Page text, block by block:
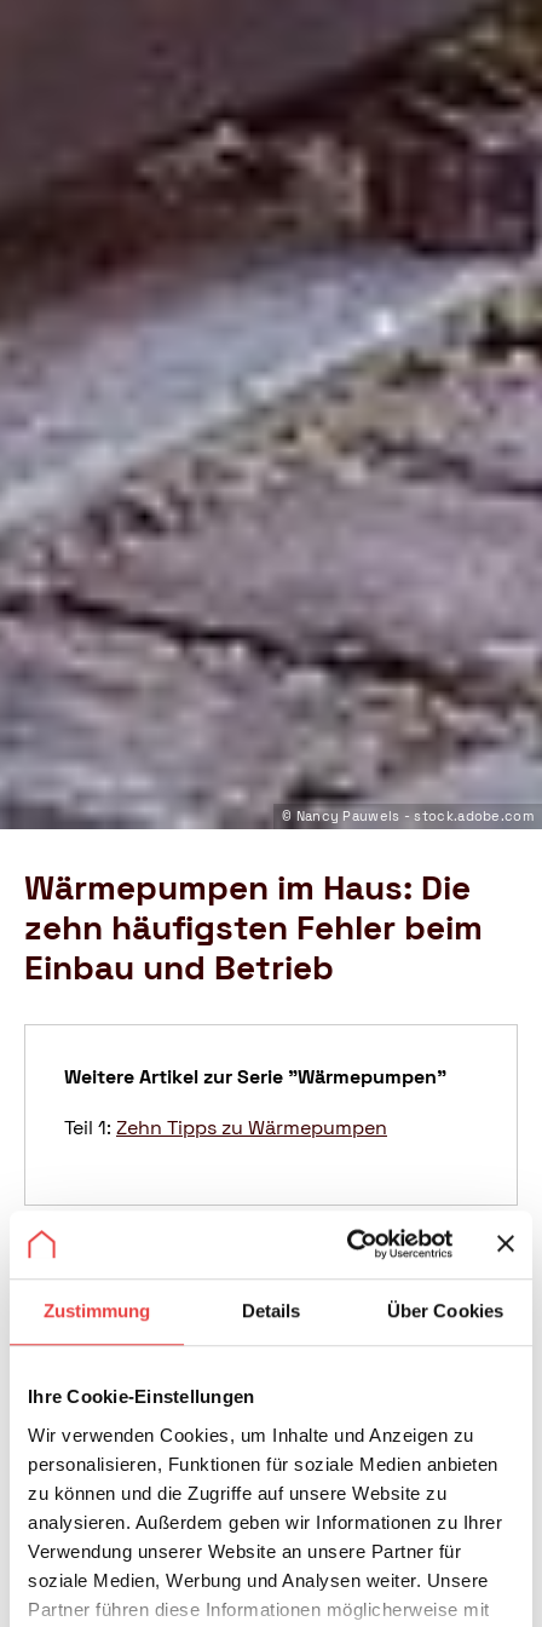
Zustimmung Details Über Cookies
Ihre Cookie-Einstellungen
Wir verwenden Cookies, um Inhalte und Anzeigen zu
personalisieren, Funktionen für soziale Medien anbieten
zu können und die Zugriffe auf unsere Website zu
analysieren. Außerdem geben wir Informationen zu Ihrer
Verwendung unserer Website an unsere Partner für
soziale Medien, Werbung und Analysen weiter. Unsere
Partner führen diese Informationen möglicherweise mit
© Nancy Pauwels - stock.adobe.com
Wärmepumpen im Haus: Die
zehn häufigsten Fehler beim
Einbau und Betrieb
Weitere Artikel zur Serie "Wärmepumpen"
Teil 1: Zehn Tipps zu Wärmepumpen
Wärmepumpen gelten als zentrale Technologie der
Wärmewende und werden im Neubau inzwischen
häufig eingesetzt. Auch im Gebäudebestand
zuverlässig arbeiten, müssen jedoch Planung,
Installation und Betrieb sorgfältig aufeinander
abgestimmt sein.
Eine
aktuelle Kurzstudiezeigt typische Fehler und
Schadensfälle, die beim Neubau oder bei der
Sanierung von Wohngebäuden mit Wärmepumpen
auftreten können. Viele dieser Probleme sind
vermeidbar – vorausgesetzt, Planung, Ausführung